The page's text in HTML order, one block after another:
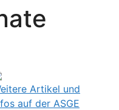
Artikel und
auf der ASGE